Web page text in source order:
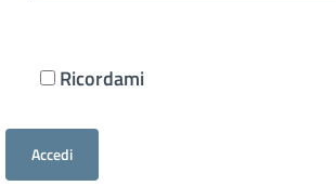
Ricordami
Accedi